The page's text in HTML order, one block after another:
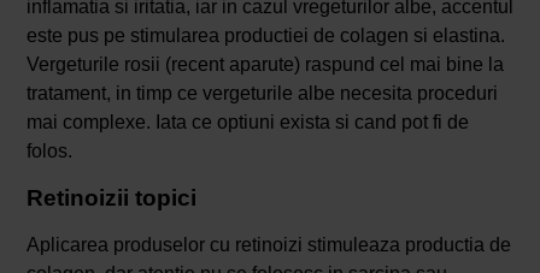
inflamatia si iritatia, iar in cazul vregeturilor albe, accentul
este pus pe stimularea productiei de colagen si elastina.
Vergeturile rosii (recent aparute) raspund cel mai bine la
tratament, in timp ce vergeturile albe necesita proceduri
mai complexe. Iata ce optiuni exista si cand pot fi de
folos.
Retinoizii topici
Aplicarea produselor cu retinoizi stimuleaza productia de